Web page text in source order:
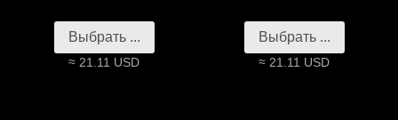
Выбрать ...
≈ 21.11 USD
Выбрать ...
≈ 21.11 USD